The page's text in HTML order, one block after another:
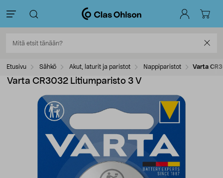
Etusivu Sähkö Akut, laturit ja paristot Nappiparistot Varta
Varta CR3032 Litiumparisto 3 V